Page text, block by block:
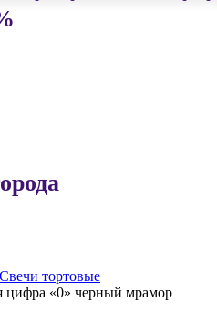
Свечи тортовые
цифра «0» черный мрамор